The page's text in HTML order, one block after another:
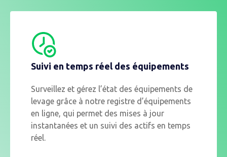
Suivi en temps réel des équipements
Surveillez et gérez l’état des équipements de
levage grâce à notre registre d’équipements
en ligne, qui permet des mises à jour
instantanées et un suivi des actifs en temps
réel.